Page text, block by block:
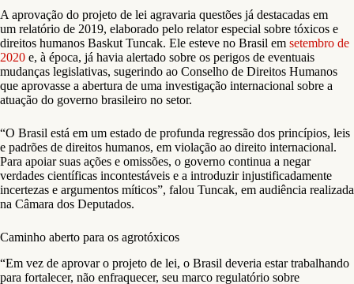
A aprovação do projeto de lei agravaria questões já destacadas em
um relatório de 2019, elaborado pelo relator especial sobre tóxicos e
direitos humanos Baskut Tuncak. Ele esteve no Brasil em setembro de
2020 e, à época, já havia alertado sobre os perigos de eventuais
mudanças legislativas, sugerindo ao Conselho de Direitos Humanos
que aprovasse a abertura de uma investigação internacional sobre a
atuação do governo brasileiro no setor.
“O Brasil está em um estado de profunda regressão dos princípios, leis
e padrões de direitos humanos, em violação ao direito internacional.
Para apoiar suas ações e omissões, o governo continua a negar
verdades científicas incontestáveis e a introduzir injustificadamente
incertezas e argumentos míticos”, falou Tuncak, em audiência realizada
na Câmara dos Deputados.
Caminho aberto para os agrotóxicos
“Em vez de aprovar o projeto de lei, o Brasil deveria estar trabalhando
para fortalecer, não enfraquecer, seu marco regulatório sobre